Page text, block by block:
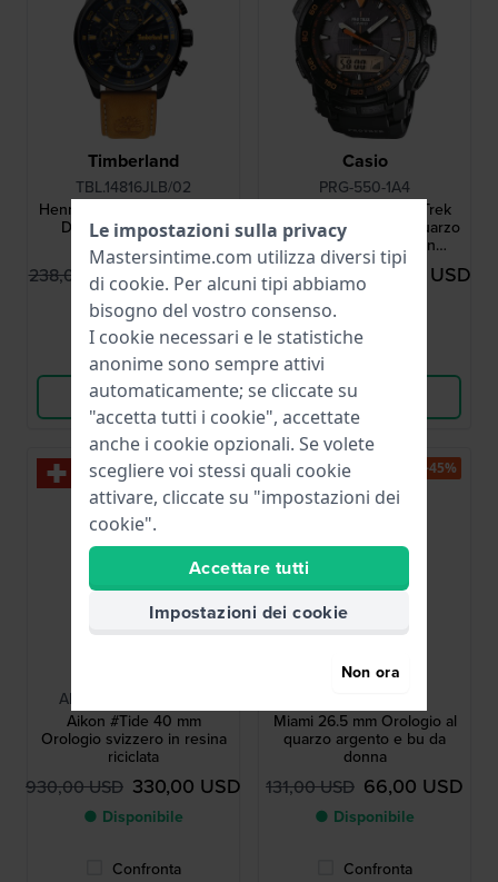
Timberland
TBL.14816JLB/02
Henniker ll 46 mm Orologio
Dual Time con data e
giorno
238,00 USD 132,00 USD
● Disponibile
Confronta
Vedi i prodotti
Casio
PRG-550-1A4
PRG-550-1A4ER Pro Trek
49.3 mm Orologio al quarzo
a energia solare con
bussola, barometro,
termometro e altimetro
364,00 USD 165,00 USD
● Disponibile
Vedi i prodotti
AI2008-70070-300-0
Aikon #Tide 40 mm
Orologio svizzero in resina
riciclata
930,00 USD 330,00 USD
● Disponibile
Confronta
-60%
Danish Design
Miami 26.5 mm Orologio al
quarzo argento e bu da
donna
131,00 USD 66,00 USD
● Disponibile
Confronta
-45%
Le impostazioni sulla privacy
Mastersintime.com utilizza diversi tipi
di cookie. Per alcuni tipi abbiamo
bisogno del vostro consenso.
I cookie necessari e le statistiche
anonime sono sempre attivi
automaticamente; se cliccate su
"accetta tutti i cookie", accettate
anche i cookie opzionali. Se volete
scegliere voi stessi quali cookie
attivare, cliccate su "impostazioni dei
cookie".
Accettare tutti
Impostazioni dei cookie
Non ora